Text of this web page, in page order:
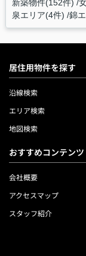
新築物件(152件)
泉エリア(4件) 錦
居住用物件を探す
沿線検索
エリア検索
地図検索
おすすめコンテンツ
会社概要
アクセスマップ
スタッフ紹介